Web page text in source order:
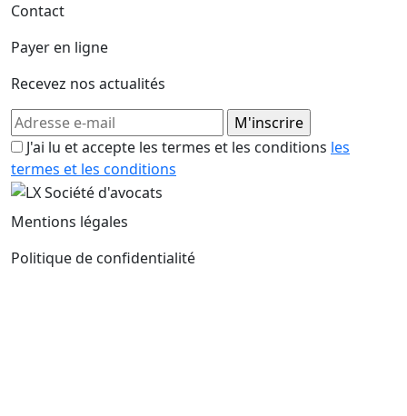
Contact
Payer en ligne
Recevez nos actualités
J'ai lu et accepte les termes et les conditions les
termes et les conditions
Mentions légales
Politique de confidentialité